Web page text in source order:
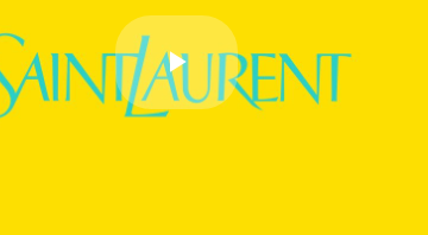
Play